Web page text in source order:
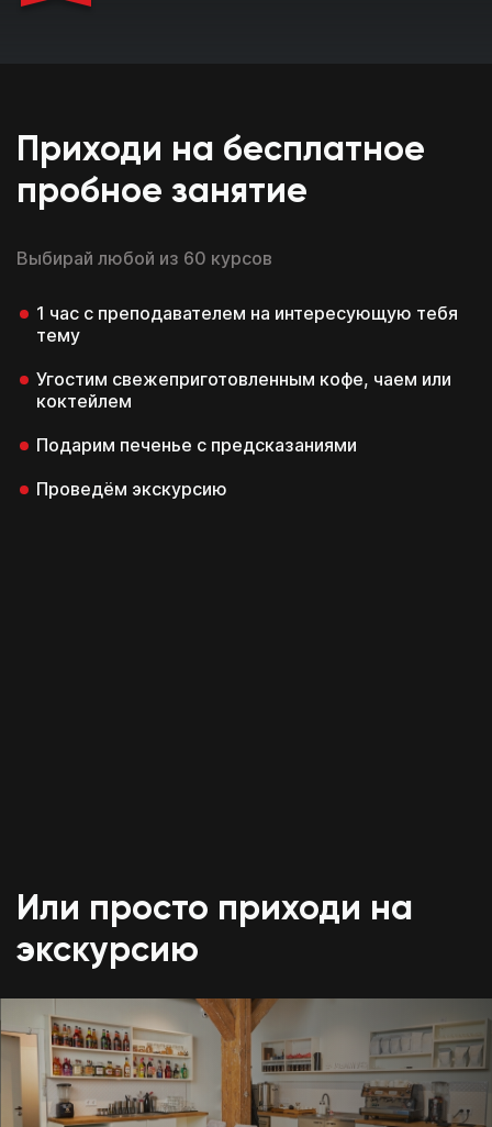
Приходи на бесплатное
пробное занятие
Выбирай любой из 60 курсов
1 час с преподавателем на интересующую тебя
тему
Угостим свежеприготовленным кофе, чаем или
коктейлем
Подарим печенье с предсказаниями
Проведём экскурсию
Или просто приходи на
экскурсию